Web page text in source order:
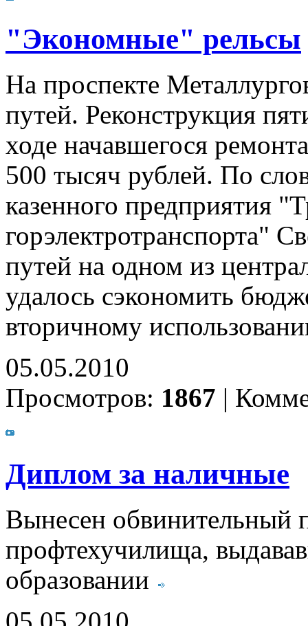
"Экономные" рельсы
На проспекте
путей. Реконструкция
ходе начавшегося
500 тысяч рублей. По
казенного предприятия
горэлектротранспорта"
путей на одном из
удалось сэкономить
вторичному
05.05.2010
Просмотров: 1867 |
Диплом за наличные
Вынесен обвинительный
профтехучилища,
образовании